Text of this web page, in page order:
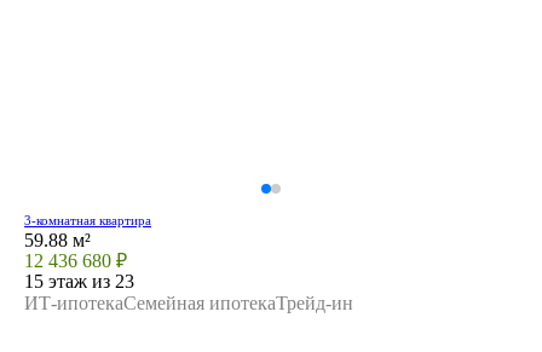
3-комнатная квартира
59.88 м²
12 436 680 ₽
15 этаж из 23
ИТ-ипотекаСемейная ипотекаТрейд-ин